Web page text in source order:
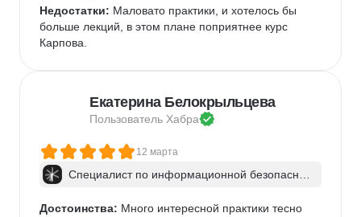
Недостатки: Маловато практики, и хотелось бы
больше лекций, в этом плане поприятнее курс
Карпова.
Екатерина Белокрыльцева
Пользователь Хабра
12 марта
Специалист по информационной безопаснос
Достоинства: Много интересной практики тесно